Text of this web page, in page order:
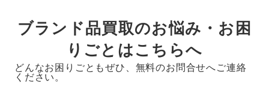
ブランド品買取のお悩み・お困
りごとはこちらへ
どんなお困りごともぜひ、無料のお問合せへご連絡
ください。